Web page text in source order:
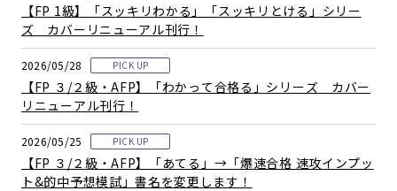
【FP 1級】「スッキリわかる」「スッキリとける」シリー
ズ カバーリニューアル刊行！
2026/05/28 PICK UP
【FP ３/２級・AFP】「わかって合格る」シリーズ カバー
リニューアル刊行！
2026/05/25 PICK UP
【FP ３/２級・AFP】「あてる」→「爆速合格 速攻インプッ
ト&的中予想模試」書名を変更します！